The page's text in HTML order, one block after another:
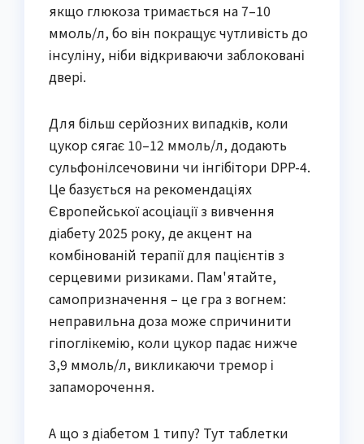
якщо глюкоза тримається на 7–10
ммоль/л, бо він покращує чутливість до
інсуліну, ніби відкриваючи заблоковані
двері.
Для більш серйозних випадків, коли
цукор сягає 10–12 ммоль/л, додають
сульфонілсечовини чи інгібітори DPP-4.
Це базується на рекомендаціях
Європейської асоціації з вивчення
діабету 2025 року, де акцент на
комбінованій терапії для пацієнтів з
серцевими ризиками. Пам'ятайте,
самопризначення – це гра з вогнем:
неправильна доза може спричинити
гіпоглікемію, коли цукор падає нижче
3,9 ммоль/л, викликаючи тремор і
запаморочення.
А що з діабетом 1 типу? Тут таблетки